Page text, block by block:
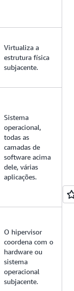
Virtualiza a
estrutura física
subjacente.
Sistema
operacional,
todas as
camadas de
software acima
dele, várias
aplicações.
O hipervisor
coordena com o
hardware ou
sistema
operacional
subjacente.